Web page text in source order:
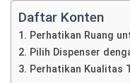
Daftar Konten
1. Perhatikan Ruang
2. Pilih Dispenser
3. Perhatikan Kualitas